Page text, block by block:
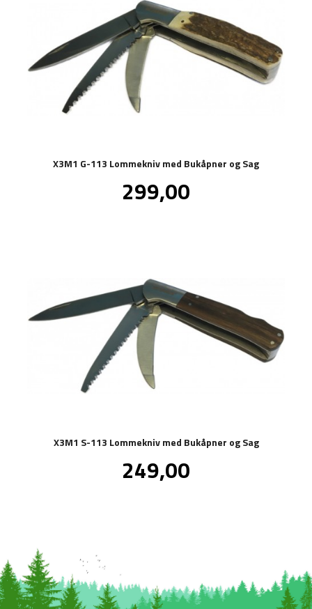
X3M1 G-113 Lommekniv med Bukåpner og Sag
Pris
299,00
X3M1 S-113 Lommekniv med Bukåpner og Sag
Pris
249,00